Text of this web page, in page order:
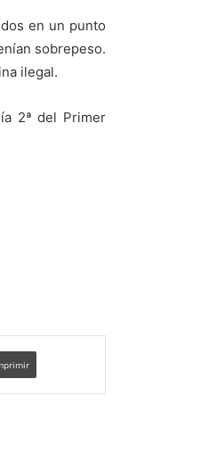
en un punto
sobrepeso.
ilegal.
2ª del Primer